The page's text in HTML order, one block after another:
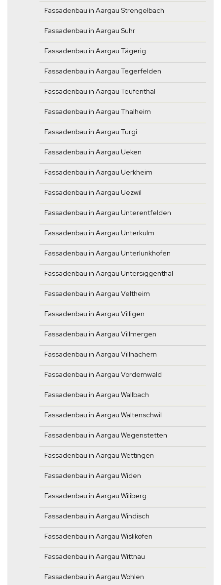
Fassadenbau in Aargau Strengelbach
Fassadenbau in Aargau Suhr
Fassadenbau in Aargau Tägerig
Fassadenbau in Aargau Tegerfelden
Fassadenbau in Aargau Teufenthal
Fassadenbau in Aargau Thalheim
Fassadenbau in Aargau Turgi
Fassadenbau in Aargau Ueken
Fassadenbau in Aargau Uerkheim
Fassadenbau in Aargau Uezwil
Fassadenbau in Aargau Unterentfelden
Fassadenbau in Aargau Unterkulm
Fassadenbau in Aargau Unterlunkhofen
Fassadenbau in Aargau Untersiggenthal
Fassadenbau in Aargau Veltheim
Fassadenbau in Aargau Villigen
Fassadenbau in Aargau Villmergen
Fassadenbau in Aargau Villnachern
Fassadenbau in Aargau Vordemwald
Fassadenbau in Aargau Wallbach
Fassadenbau in Aargau Waltenschwil
Fassadenbau in Aargau Wegenstetten
Fassadenbau in Aargau Wettingen
Fassadenbau in Aargau Widen
Fassadenbau in Aargau Wiliberg
Fassadenbau in Aargau Windisch
Fassadenbau in Aargau Wislikofen
Fassadenbau in Aargau Wittnau
Fassadenbau in Aargau Wohlen